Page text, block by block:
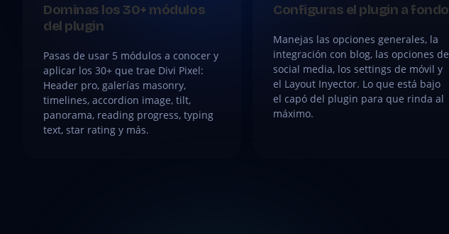
Dominas los 30+ módulos
del plugin
Pasas de usar 5 módulos a conocer y
aplicar los 30+ que trae Divi Pixel:
Header pro, galerías masonry,
timelines, accordion image, tilt,
panorama, reading progress, typing
text, star rating y más.
Configuras el plugin a fondo
Manejas las opciones generales, la
integración con blog, las opciones de
social media, los settings de móvil y
el Layout Inyector. Lo que está bajo
el capó del plugin para que rinda al
máximo.